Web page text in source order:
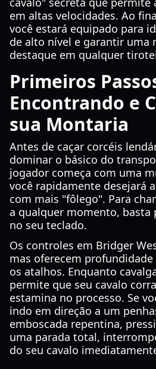
em altas velocidades. Ao
você estará equipado para
de alto nível e garantir uma
destaque em qualquer
Primeiros
Encontrando e
sua Montaria
Antes de caçar corcéis
dominar o básico do
jogador começa com uma
você rapidamente desejará
com mais "fôlego". Para
a qualquer momento, basta
no seu teclado.
Os controles em Bridger
mas oferecem
os atalhos. Enquanto
permite que seu cavalo
estamina no processo. Se
indo em direção a um
emboscada repentina,
uma parada total,
do seu cavalo